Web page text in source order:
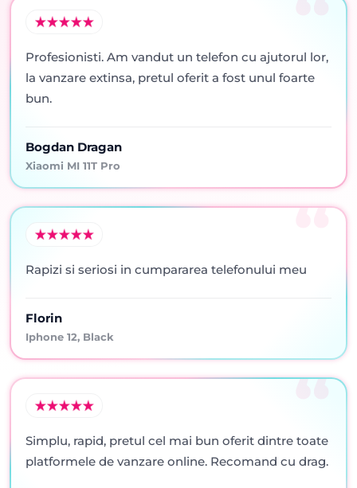
Profesionisti. Am vandut un telefon cu ajutorul lor,
la vanzare extinsa, pretul oferit a fost unul foarte
bun.
Bogdan Dragan
Xiaomi MI 11T Pro
Rapizi si seriosi in cumpararea telefonului meu
Florin
Iphone 12, Black
Simplu, rapid, pretul cel mai bun oferit dintre toate
platformele de vanzare online. Recomand cu drag.